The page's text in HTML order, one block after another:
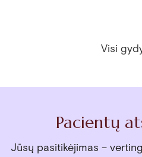
Visi
Pacientų
Jūsų pasitikėjimas –